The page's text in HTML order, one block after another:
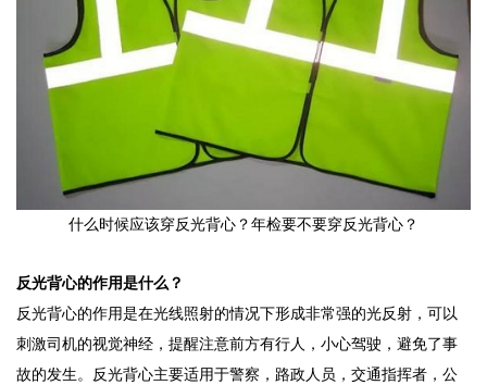
什么时候应该穿反光背心？年检要不要穿反光背心？
反光背心的作用是什么？
反光背心的作用是在光线照射的情况下形成非常强的光反射，可以
刺激司机的视觉神经，提醒注意前方有行人，小心驾驶，避免了事
故的发生。反光背心主要适用于警察，路政人员，交通指挥者，公